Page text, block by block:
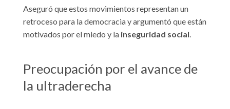
Aseguró que estos movimientos representan un
retroceso para la democracia y argumentó que están
motivados por el miedo y la inseguridad social.
Preocupación por el avance de
la ultraderecha